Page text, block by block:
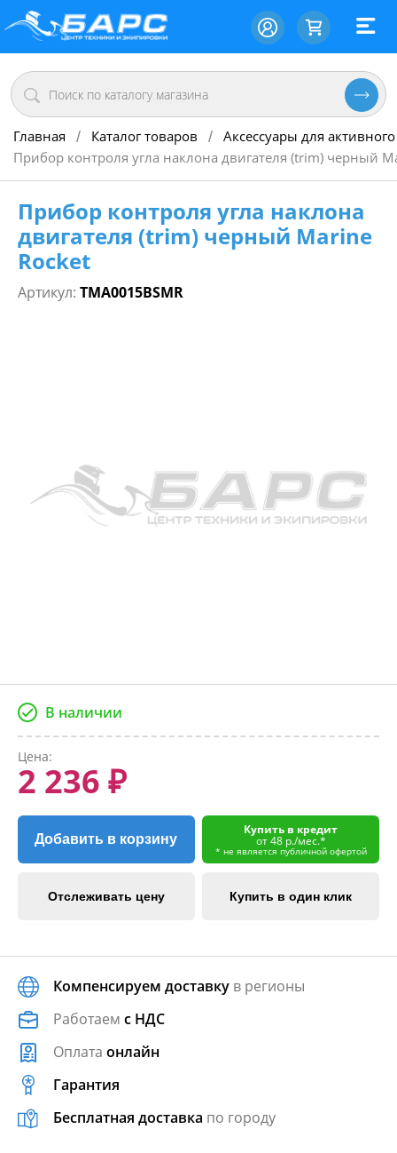
Главная / Каталог товаров / Аксессуары для
Прибор контроля угла наклона двигателя (trim) черный
Прибор контроля угла наклона
двигателя (trim) черный Marine
Rocket
Артикул: TMA0015BSMR
В наличии
Цена:
2 236 ₽
Добавить в корзину
Купить в кредит
от 48 р./мес.*
* не является публичной офертой
Отслеживать цену Купить в один клик
Компенсируем доставку в регионы
Работаем с НДС
Оплата онлайн
Гарантия
Бесплатная доставка по городу